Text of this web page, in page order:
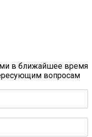
в ближайшее время
вопросам